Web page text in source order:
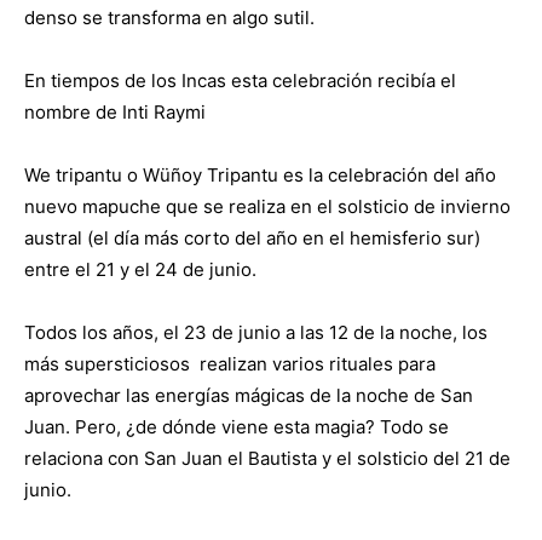
denso se transforma en algo sutil.
En tiempos de los Incas esta celebración recibía el
nombre de Inti Raymi
We tripantu o Wüñoy Tripantu es la celebración del año
nuevo mapuche que se realiza en el solsticio de invierno
austral (el día más corto del año en el hemisferio sur)
entre el 21 y el 24 de junio.
Todos los años, el 23 de junio a las 12 de la noche, los
más supersticiosos realizan varios rituales para
aprovechar las energías mágicas de la noche de San
Juan. Pero, ¿de dónde viene esta magia? Todo se
relaciona con San Juan el Bautista y el solsticio del 21 de
junio.